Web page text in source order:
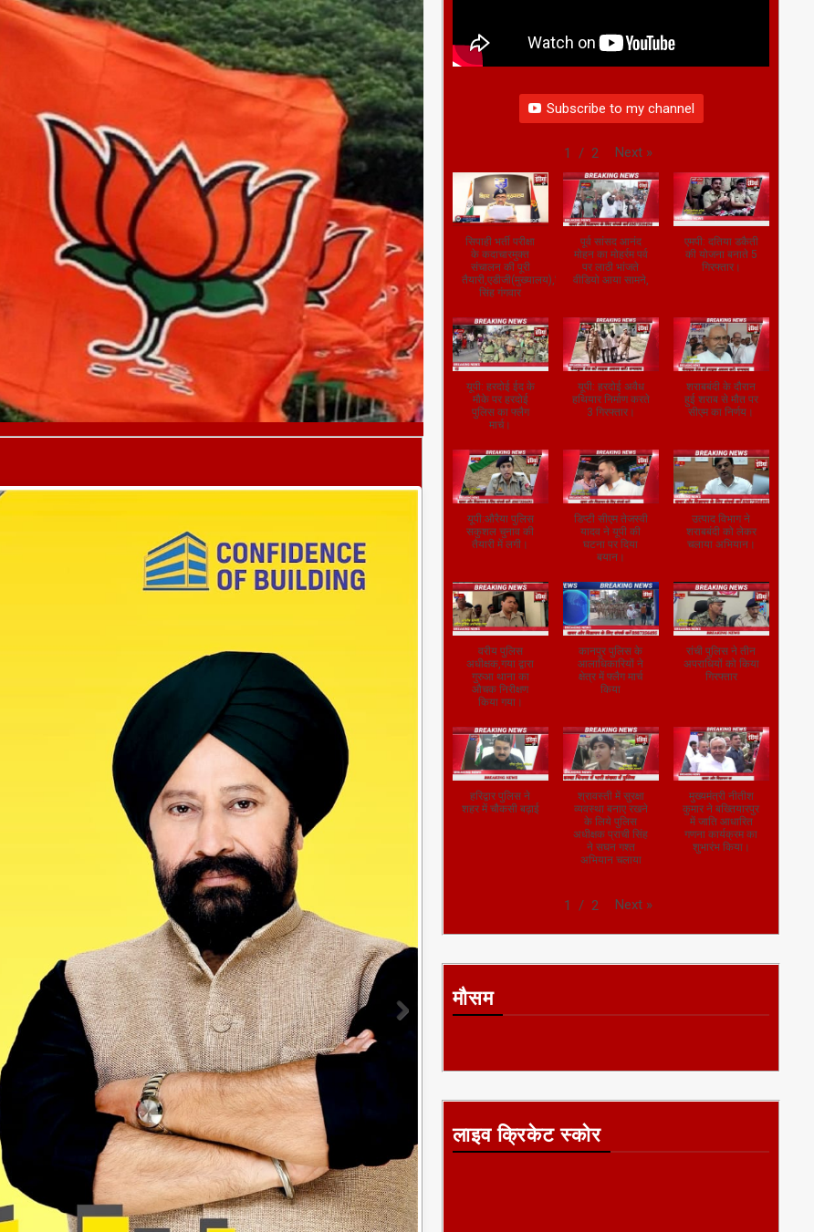
Subscribe to my channel
1 / 2 Next »
सिपाही भर्ती परीक्षा
के कदाचारमुक्त
संचालन की पूरी
तैयारी,एडीजी(मुख्यालय),जितेंद्र
सिंह गंगवार
पूर्व सांसद आनंद
मोहन का मोहर्रम पर्व
पर लाठी भांजते
वीडियो आया सामने,
एमपी: दतिया डकैती
की योजना बनाते 5
गिरफ्तार।
यूपी: हरदोई ईद के
मौके पर हरदोई
पुलिस का फ्लैग
मार्च।
यूपी: हरदोई अवैध
हथियार निर्माण करते
3 गिरफ्तार।
शराबबंदी के दौरान
हुई शराब से मौत पर
सीएम का निर्णय।
यूपी:औरैया पुलिस
सकुशल चुनाव की
तैयारी में लगी।
डिप्टी सीएम तेजस्वी
यादव ने यूपी की
घटना पर दिया
बयान।
उत्पाद विभाग ने
शराबबंदी को लेकर
चलाया अभियान।
वरीय पुलिस
अधीक्षक,गया द्वारा
गुरुआ थाना का
औचक निरीक्षण
किया गया।
कानपुर पुलिस के
आलाधिकारियों ने
क्षेत्र में फ्लैग मार्च
किया
रांची पुलिस ने तीन
अपराधियों को किया
गिरफ्तार
हरिद्वार पुलिस ने
शहर में चौकसी बढ़ाई
श्रावस्ती में सुरक्षा
व्यवस्था बनाए रखने
के लिये पुलिस
अधीक्षक प्राची सिंह
ने सघन गश्त
अभियान चलाया
मुख्यमंत्री नीतीश
कुमार ने बख्तियारपुर
में जाति आधारित
गणना कार्यक्रम का
शुभारंभ किया।
1 / 2 Next »
मौसम
लाइव क्रिकेट स्कोर